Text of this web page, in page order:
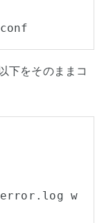
下をそのままコ
w